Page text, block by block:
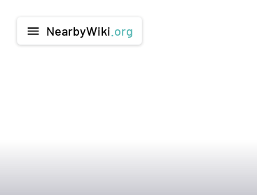
menu NearbyWiki .org